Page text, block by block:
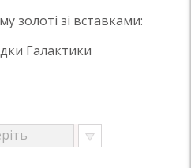
золоті зі вставками:
Галактики